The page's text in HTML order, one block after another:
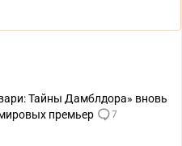
Тайны Дамблдора» вновь
премьер
7